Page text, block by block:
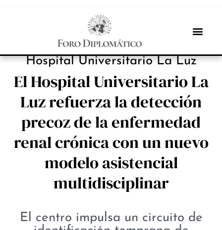
INBOX INTERNACIONAL
Hospital Universitario La Luz
El Hospital Universitario La
Luz refuerza la detección
precoz de la enfermedad
renal crónica con un nuevo
modelo asistencial
multidisciplinar
El centro impulsa un circuito de